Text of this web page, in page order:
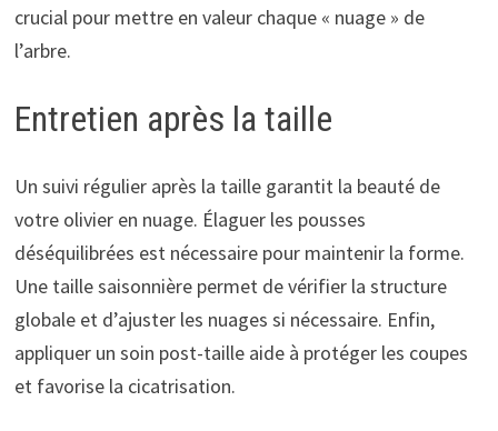
crucial pour mettre en valeur chaque « nuage » de
l’arbre.
Entretien après la taille
Un suivi régulier après la taille garantit la beauté de
votre olivier en nuage. Élaguer les pousses
déséquilibrées est nécessaire pour maintenir la forme.
Une taille saisonnière permet de vérifier la structure
globale et d’ajuster les nuages si nécessaire. Enfin,
appliquer un soin post-taille aide à protéger les coupes
et favorise la cicatrisation.